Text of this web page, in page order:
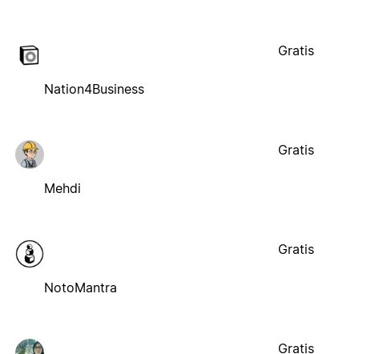
Nation4Business
Gratis
Mehdi
Gratis
NotoMantra
Gratis
Gratis